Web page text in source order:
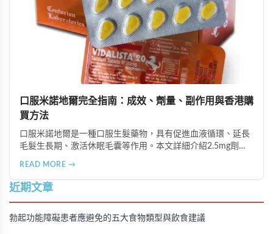
口服米諾地爾完全指南：成效、劑量、副作用與香港購
買方法
口服米諾地爾是一種口服生髮藥物，具有促進血液循環、延長
毛髮生長期、激活休眠毛囊等作用。本文詳細介紹2.5mg劑量
購買方法，並提供真實用戶經驗分享。
READ MORE →
近期文章
勃起功能障礙患者應避免的五大食物類型與飲食建議